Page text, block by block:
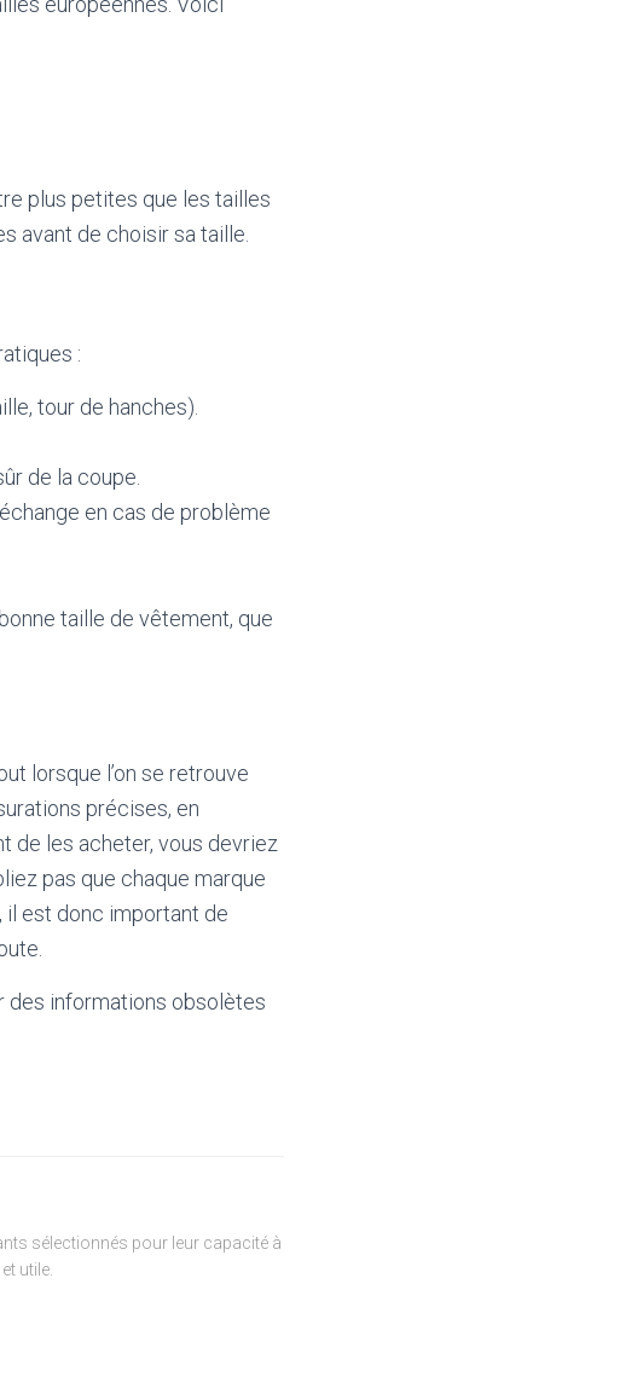
plus petites que les tailles
avant de choisir sa taille.
:
tour de hanches).
de la coupe.
en cas de problème
taille de vêtement, que
lorsque l’on se retrouve
précises, en
de les acheter, vous devriez
pas que chaque marque
est donc important de
des informations obsolètes
sélectionnés pour leur capacité à
utile.